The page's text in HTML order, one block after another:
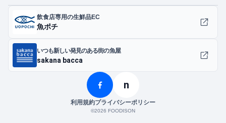
飲食店専用の生鮮品EC
魚ポチ
いつも新しい発見のある街の魚屋
sakana bacca
n
利用規約プライバシーポリシー
©︎2026 FOODISON